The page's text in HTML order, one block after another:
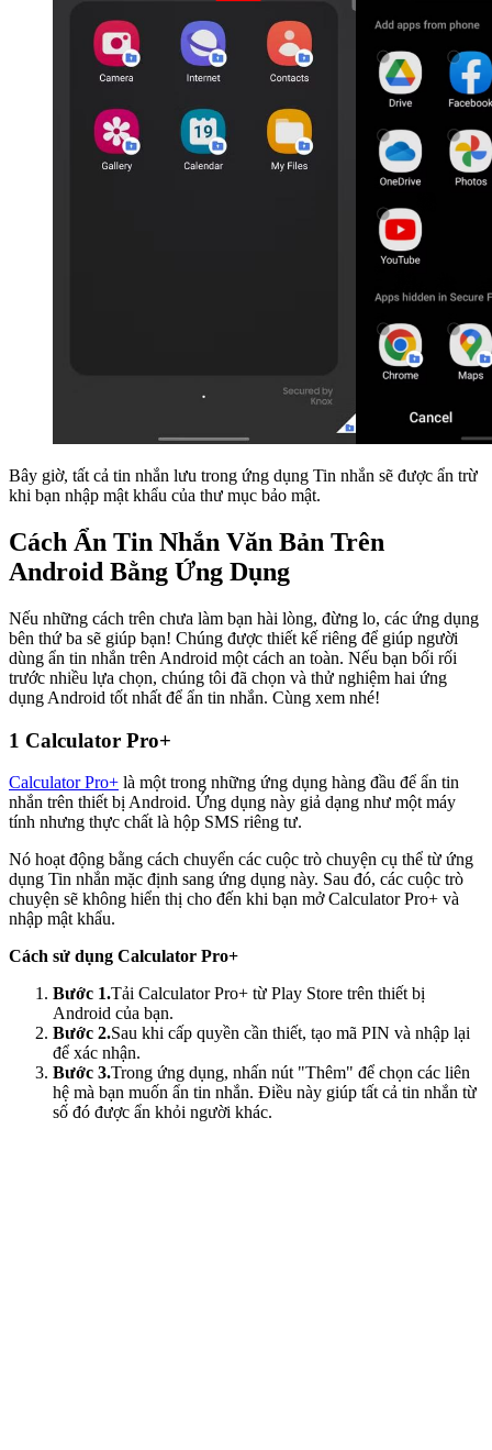
Bây giờ, tất cả tin nhắn lưu trong ứng dụng Tin nhắn sẽ được ẩn trừ
khi bạn nhập mật khẩu của thư mục bảo mật.
Cách Ẩn Tin Nhắn Văn Bản Trên
Android Bằng Ứng Dụng
Nếu những cách trên chưa làm bạn hài lòng, đừng lo, các ứng dụng
bên thứ ba sẽ giúp bạn! Chúng được thiết kế riêng để giúp người
dùng ẩn tin nhắn trên Android một cách an toàn. Nếu bạn bối rối
trước nhiều lựa chọn, chúng tôi đã chọn và thử nghiệm hai ứng
dụng Android tốt nhất để ẩn tin nhắn. Cùng xem nhé!
1 Calculator Pro+
Calculator Pro+ là một trong những ứng dụng hàng đầu để ẩn tin
nhắn trên thiết bị Android. Ứng dụng này giả dạng như một máy
tính nhưng thực chất là hộp SMS riêng tư.
Nó hoạt động bằng cách chuyển các cuộc trò chuyện cụ thể từ ứng
dụng Tin nhắn mặc định sang ứng dụng này. Sau đó, các cuộc trò
chuyện sẽ không hiển thị cho đến khi bạn mở Calculator Pro+ và
nhập mật khẩu.
Cách sử dụng Calculator Pro+
Bước 1.Tải Calculator Pro+ từ Play Store trên thiết bị
Android của bạn.
Bước 2.Sau khi cấp quyền cần thiết, tạo mã PIN và nhập lại
để xác nhận.
Bước 3.Trong ứng dụng, nhấn nút "Thêm" để chọn các liên
hệ mà bạn muốn ẩn tin nhắn. Điều này giúp tất cả tin nhắn từ
số đó được ẩn khỏi người khác.